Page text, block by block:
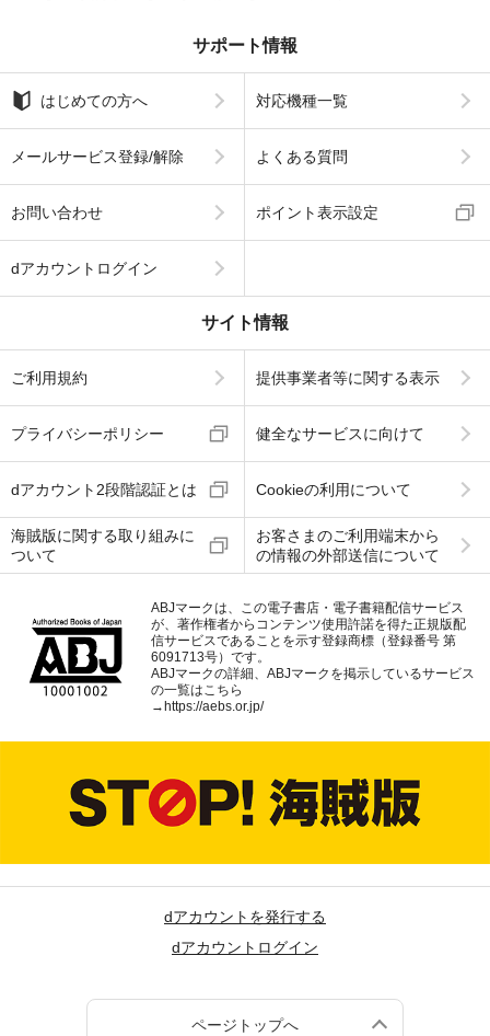
サポート情報
はじめての方へ 対応機種一覧
メールサービス登録/解除 よくある質問
お問い合わせ ポイント表示設定
dアカウントログイン
サイト情報
ご利用規約 提供事業者等に関する表示
プライバシーポリシー 健全なサービスに向けて
dアカウント2段階認証とは Cookieの利用について
海賊版に関する取り組みに
ついて
お客さまのご利用端末から
の情報の外部送信について
ABJマークは、この電子書店・電子書籍配信サービス
が、著作権者からコンテンツ使用許諾を得た正規版配
信サービスであることを示す登録商標（登録番号 第
6091713号）です。
ABJマークの詳細、ABJマークを掲示しているサービス
の一覧はこちら
→https://aebs.or.jp/
dアカウントを発行する
dアカウントログイン
ページトップへ